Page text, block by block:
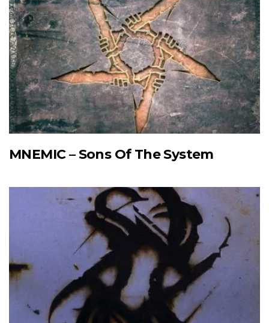
MNEMIC – Sons Of The System